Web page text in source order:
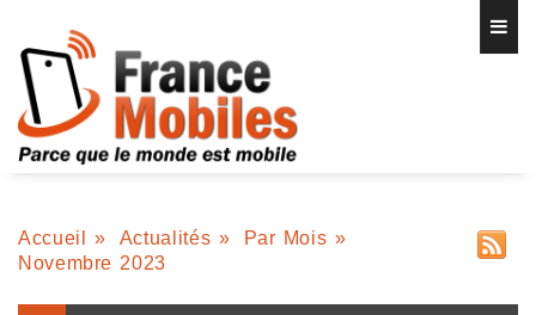
Accueil » Actualités » Par Mois »
Novembre 2023